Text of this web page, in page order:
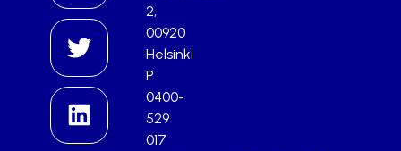
2,
00920
Helsinki
P.
0400-
529
017